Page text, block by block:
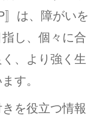
〛は、障がいを
し、個々に合
、より強く生
す。
を役立つ情報